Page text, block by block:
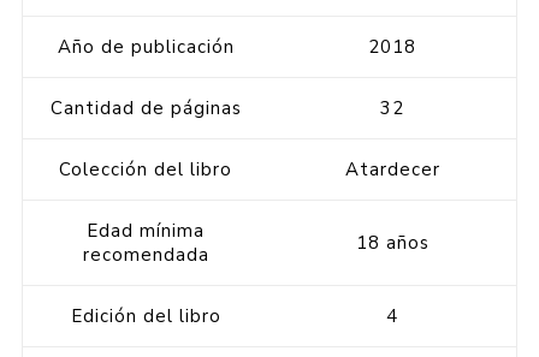
Año de publicación 2018
Cantidad de páginas 32
Colección del libro Atardecer
Edad mínima
recomendada
18 años
Edición del libro 4